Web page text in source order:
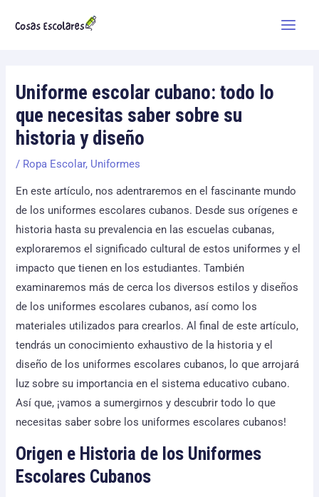
Uniforme escolar cubano: todo lo
que necesitas saber sobre su
historia y diseño
/ Ropa Escolar, Uniformes
En este artículo, nos adentraremos en el fascinante mundo
de los uniformes escolares cubanos. Desde sus orígenes e
historia hasta su prevalencia en las escuelas cubanas,
exploraremos el significado cultural de estos uniformes y el
impacto que tienen en los estudiantes. También
examinaremos más de cerca los diversos estilos y diseños
de los uniformes escolares cubanos, así como los
materiales utilizados para crearlos. Al final de este artículo,
tendrás un conocimiento exhaustivo de la historia y el
diseño de los uniformes escolares cubanos, lo que arrojará
luz sobre su importancia en el sistema educativo cubano.
Así que, ¡vamos a sumergirnos y descubrir todo lo que
necesitas saber sobre los uniformes escolares cubanos!
Origen e Historia de los Uniformes
Escolares Cubanos